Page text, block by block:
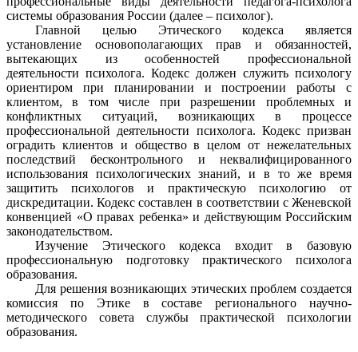
системы образования России (далее – психолог).
Главной целью Этического кодекса является
установление основополагающих прав и обязанностей,
вытекающих из особенностей профессиональной
деятельности психолога. Кодекс должен служить психологу
ориентиром при планировании и построении работы с
клиентом, в том числе при разрешении проблемных и
конфликтных ситуаций, возникающих в процессе
профессиональной деятельности психолога. Кодекс призван
оградить клиентов и общество в целом от нежелательных
последствий бесконтрольного и неквалифицированного
использования психологических знаний, и в то же время
защитить психологов и практическую психологию от
дискредитации. Кодекс составлен в соответствии с Женевской
конвенцией «О правах ребенка» и действующим Российским
законодательством.
Изучение Этического кодекса входит в базовую
профессиональную подготовку практического психолога
образования.
Для решения возникающих этических проблем создается
комиссия по Этике в составе регионального научно-
методического совета службы практической психологии
образования.